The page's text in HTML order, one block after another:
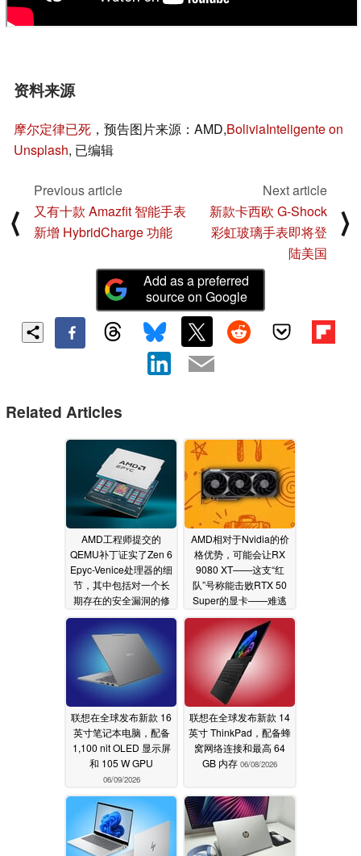
资料来源
摩尔定律已死 ，预告图片来源：AMD,BoliviaInteligente on
Unsplash, 已编辑
⟨
Previous article
又有十款 Amazfit 智能手表
新增 HybridCharge 功能
Next article
新款卡西欧 G-Shock
彩虹玻璃手表即将登
陆美国
⟩
Add as a preferred
source on Google
Related Articles
AMD工程师提交的
QEMU补丁证实了Zen 6
Epyc-Venice处理器的细
节，其中包括对一个长
期存在的安全漏洞的修
复07/16/2026
AMD相对于Nvidia的价
格优势，可能会让RX
9080 XT——这支“红
队”号称能击败RTX 50
Super的显卡——难逃
失败命运06/17/2026
联想在全球发布新款 16
英寸笔记本电脑，配备
1,100 nit OLED 显示屏
和 105 W GPU
06/09/2026
联想在全球发布新款 14
英寸 ThinkPad，配备蜂
窝网络连接和最高 64
GB 内存 06/08/2026